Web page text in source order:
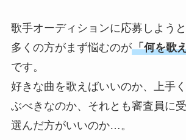
歌手オーディションに応募しようと
多くの方がまず悩むのが「何を歌
です。
好きな曲を歌えばいいのか、上手
ぶべきなのか、それとも審査員に
選んだ方がいいのか…。